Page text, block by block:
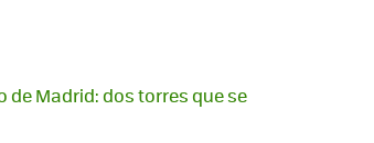
de Madrid: dos torres que se